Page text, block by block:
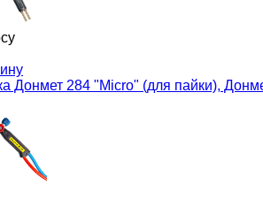
Донмет 284 "Micro" (для пайки),